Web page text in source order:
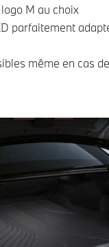
M au choix
parfaitement
même en cas